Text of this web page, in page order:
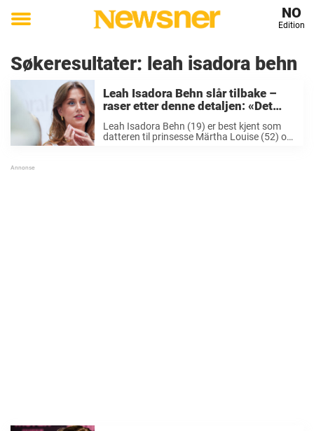
Toggle
NO
Edition
Søkeresultater: leah isadora behn
Leah Isadora Behn slår tilbake –
raser etter denne detaljen: «Det
ekleste»
Leah Isadora Behn (19) er best kjent som
datteren til prinsesse Märtha Louise (52) og